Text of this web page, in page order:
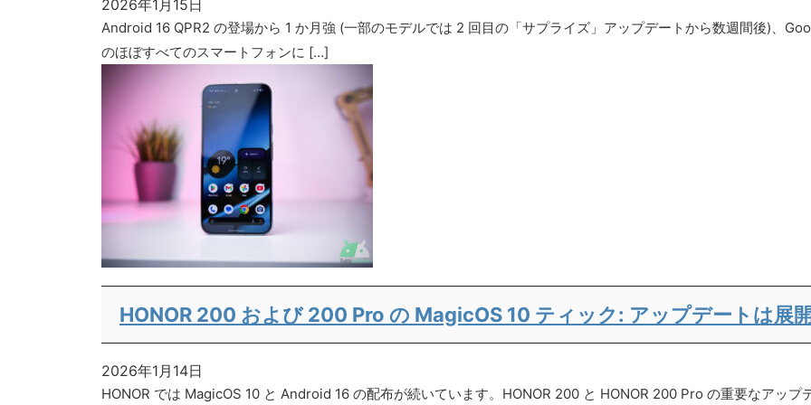
2026年1月15日
Android 16 QPR2 の登場から 1 か月強 (一部のモデルでは 2 回目の「サプライズ」アップデートから数週間後)、
のほぼすべてのスマートフォンに […]
HONOR 200 および 200 Pro の MagicOS 10 ティック: アップデートは展
2026年1月14日
HONOR では MagicOS 10 と Android 16 の配布が続いています。HONOR 200 と HONOR 200 Pro の重要なアッ